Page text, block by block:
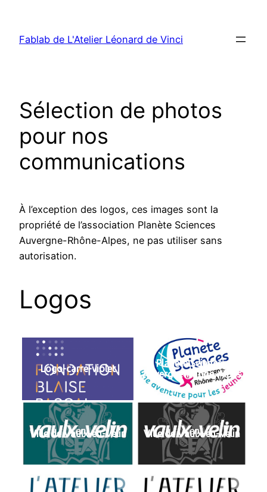
contenu
Fablab de L'Atelier Léonard de Vinci
Sélection de photos
pour nos
communications
À l’exception des logos, ces images sont la
propriété de l’association Planète Sciences
Auvergne-Rhône-Alpes, ne pas utiliser sans
autorisation.
Logos
Logo-carre-violet
Planète Sciences
Auvergne-Rhône-Alpes
Ville de Vaulx-en-Velin Ville de Vaulx-en-Velin